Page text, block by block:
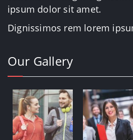
ipsum dolor sit amet.
Dignissimos rem lorem
Our Gallery